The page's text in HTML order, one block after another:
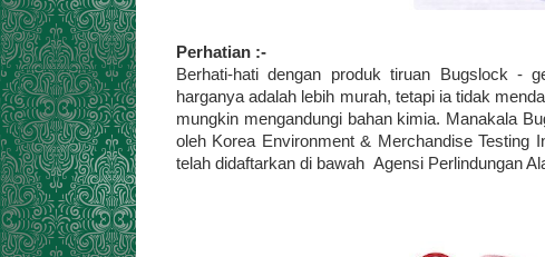
Perhatian :-
Berhati-hati dengan produk tiruan Bugslock -
harganya adalah lebih murah, tetapi ia tidak
mungkin mengandungi bahan kimia. Manakala
oleh Korea Environment & Merchandise Testing
telah didaftarkan di bawah Agensi Perlindungan